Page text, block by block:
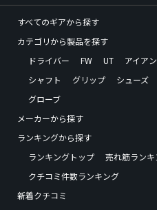
すべてのギアから探す
カテゴリから製品を探す
ドライバー
FW UT アイアン
シャフト
グリップ シューズ
グローブ
メーカーから探す
ランキングから探す
ランキングトップ
売れ筋ランキ
クチコミ件数ランキング
新着クチコミ